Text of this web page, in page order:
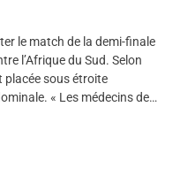
le match de la demi-finale
l’Afrique du Sud. Selon
placée sous étroite
« Les médecins de…